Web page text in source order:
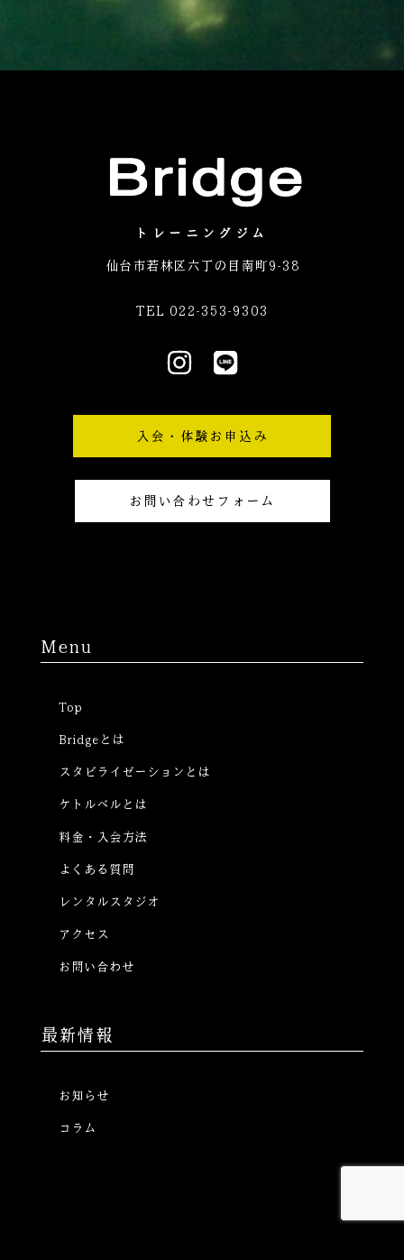
トレーニングジム
仙台市若林区六丁の目南町9-38
TEL 022-353-9303
I
n
t
a
g
r
L
i
e
入会・体験お申込み
お問い合わせフォーム
Menu
Top
Bridgeとは
スタビライゼーションとは
ケトルベルとは
料金・入会方法
よくある質問
レンタルスタジオ
アクセス
お問い合わせ
最新情報
お知らせ
コラム